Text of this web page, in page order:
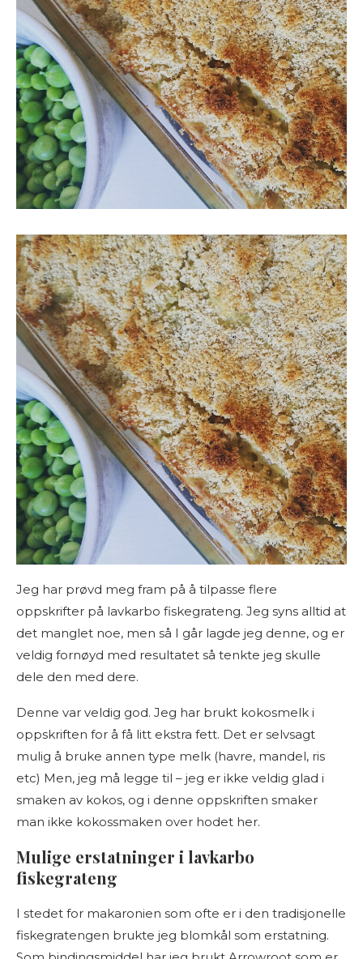
Jeg har prøvd meg fram på å tilpasse flere
oppskrifter på lavkarbo fiskegrateng. Jeg syns alltid at
det manglet noe, men så I går lagde jeg denne, og er
veldig fornøyd med resultatet så tenkte jeg skulle
dele den med dere.
Denne var veldig god. Jeg har brukt kokosmelk i
oppskriften for å få litt ekstra fett. Det er selvsagt
mulig å bruke annen type melk (havre, mandel, ris
etc) Men, jeg må legge til – jeg er ikke veldig glad i
smaken av kokos, og i denne oppskriften smaker
man ikke kokossmaken over hodet her.
Mulige erstatninger i lavkarbo
fiskegrateng
I stedet for makaronien som ofte er i den tradisjonelle
fiskegratengen brukte jeg blomkål som erstatning.